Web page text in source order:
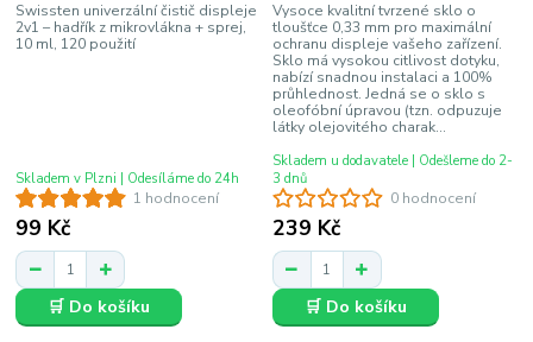
1 hodnocení
Swissten univerzální čistič displeje
2v1 – hadřík z mikrovlákna + sprej,
10 ml, 120 použití
99 Kč
Skladem v Plzni | Odesíláme do 24h
🛒 Do košíku
0 hodnocení
Vysoce kvalitní tvrzené sklo o
tloušťce 0,33 mm pro maximální
ochranu displeje vašeho zařízení.
Sklo má vysokou citlivost dotyku,
nabízí snadnou instalaci a 100%
průhlednost. Jedná se o sklo s
oleofóbní úpravou (tzn. odpuzuje
látky olejovitého charak...
239 Kč
Skladem u dodavatele | Odešleme do 2-
3 dnů
🛒 Do košíku